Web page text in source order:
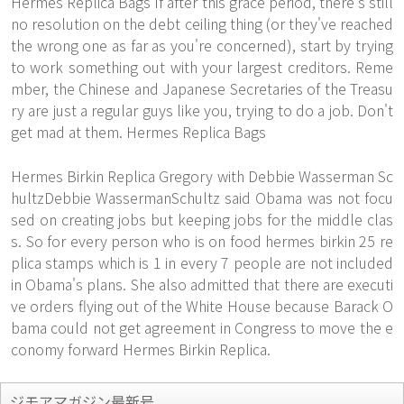
no resolution on the debt ceiling thing (or they've reached
the wrong one as far as you're concerned), start by trying
to work something out with your largest creditors. Reme
mber, the Chinese and Japanese Secretaries of the Treasu
ry are just a regular guys like you, trying to do a job. Don't
get mad at them. Hermes Replica Bags
Hermes Birkin Replica Gregory with Debbie Wasserman Sc
hultzDebbie WassermanSchultz said Obama was not focu
sed on creating jobs but keeping jobs for the middle clas
s. So for every person who is on food hermes birkin 25 re
plica stamps which is 1 in every 7 people are not included
in Obama's plans. She also admitted that there are executi
ve orders flying out of the White House because Barack O
bama could not get agreement in Congress to move the e
conomy forward Hermes Birkin Replica.